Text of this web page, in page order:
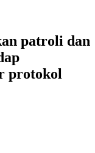
patroli dan
protokol